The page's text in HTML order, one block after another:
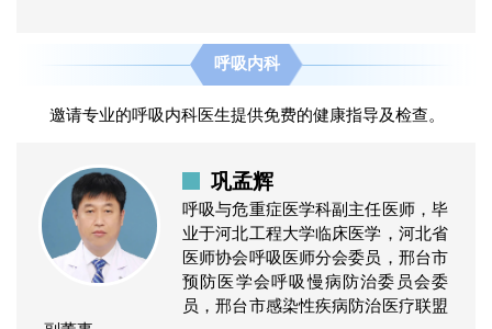
呼吸内科
邀请专业的呼吸内科医生提供免费的健康指导及检查。
巩孟辉
呼吸与危重症医学科副主任医师，毕
业于河北工程大学临床医学，河北省
医师协会呼吸医师分会委员，邢台市
预防医学会呼吸慢病防治委员会委
员，邢台市感染性疾病防治医疗联盟